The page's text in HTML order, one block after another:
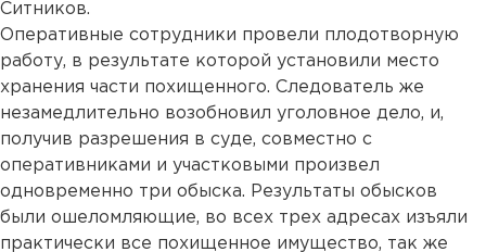
Ситников.
Оперативные сотрудники провели плодотворную
работу, в результате которой установили место
хранения части похищенного. Следователь же
незамедлительно возобновил уголовное дело, и,
получив разрешения в суде, совместно с
оперативниками и участковыми произвел
одновременно три обыска. Результаты обысков
были ошеломляющие, во всех трех адресах изъяли
практически все похищенное имущество, так же